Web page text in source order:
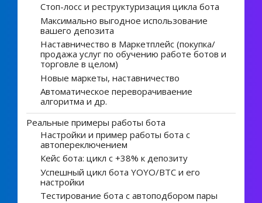
Стоп-лосс и реструктуризация цикла бота
Максимально выгодное использование
вашего депозита
Наставничество в Маркетплейс (покупка/
продажа услуг по обучению работе ботов и
торговле в целом)
Новые маркеты, наставничество
Автоматическое переворачиваение
алгоритма и др.
Реальные примеры работы бота
Настройки и пример работы бота с
автопереключением
Кейс бота: цикл с +38% к депозиту
Успешный цикл бота YOYO/BTC и его
настройки
Тестирование бота с автоподбором пары